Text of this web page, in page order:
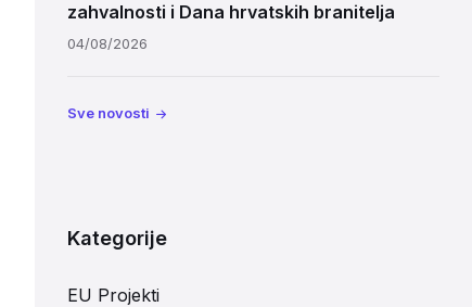
zahvalnosti i Dana hrvatskih branitelja
04/08/2026
Sve novosti
Kategorije
EU Projekti